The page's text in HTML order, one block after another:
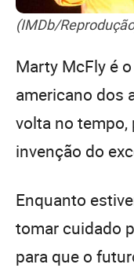
(IMDb/
Marty McFly é
americano dos
volta no tempo,
invenção do
Enquanto
tomar cuidado
para que o